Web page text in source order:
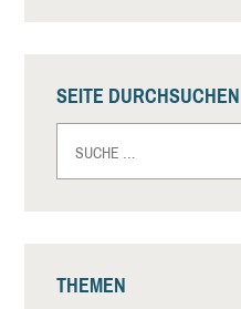
SEITE DURCHSUCHEN
nach:
THEMEN